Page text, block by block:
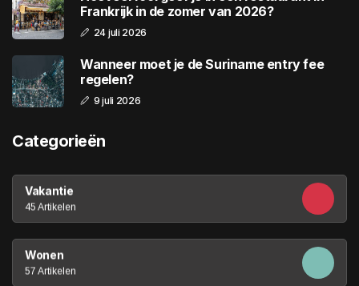
Frankrijk in de zomer van 2026?
24 juli 2026
Wanneer moet je de Suriname entry fee
regelen?
9 juli 2026
Categorieën
Vakantie
45 Artikelen
Wonen
57 Artikelen